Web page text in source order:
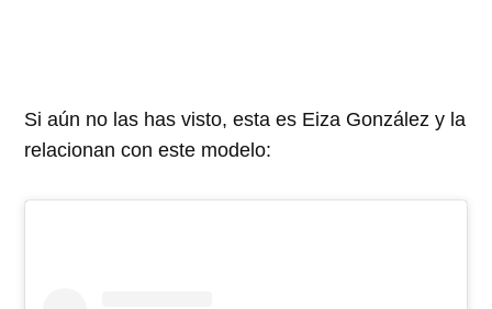
Si aún no las has visto, esta es Eiza González y la
relacionan con este modelo: